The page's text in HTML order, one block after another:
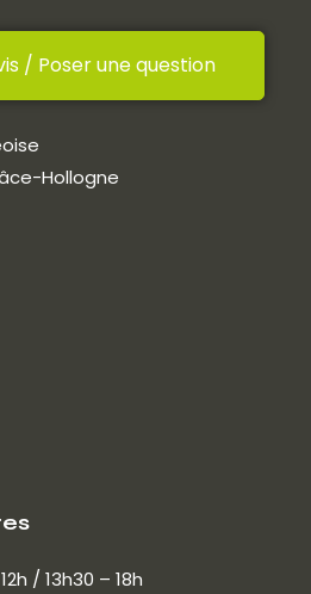
/ Poser une question
Hollogne
/ 13h30 – 18h